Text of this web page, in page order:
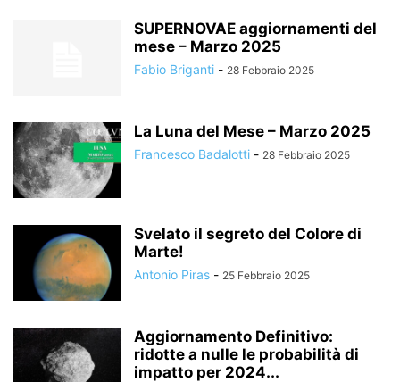
SUPERNOVAE aggiornamenti del
mese – Marzo 2025
Fabio Briganti - 28 Febbraio 2025
La Luna del Mese – Marzo 2025
Francesco Badalotti - 28 Febbraio 2025
Svelato il segreto del Colore di
Marte!
Antonio Piras - 25 Febbraio 2025
Aggiornamento Definitivo:
ridotte a nulle le probabilità di
impatto per 2024...